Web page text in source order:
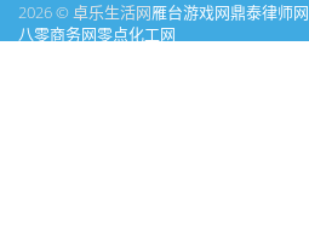
2026 © 卓乐生活网雁台游戏网鼎泰律师网
八零商务网零点化工网